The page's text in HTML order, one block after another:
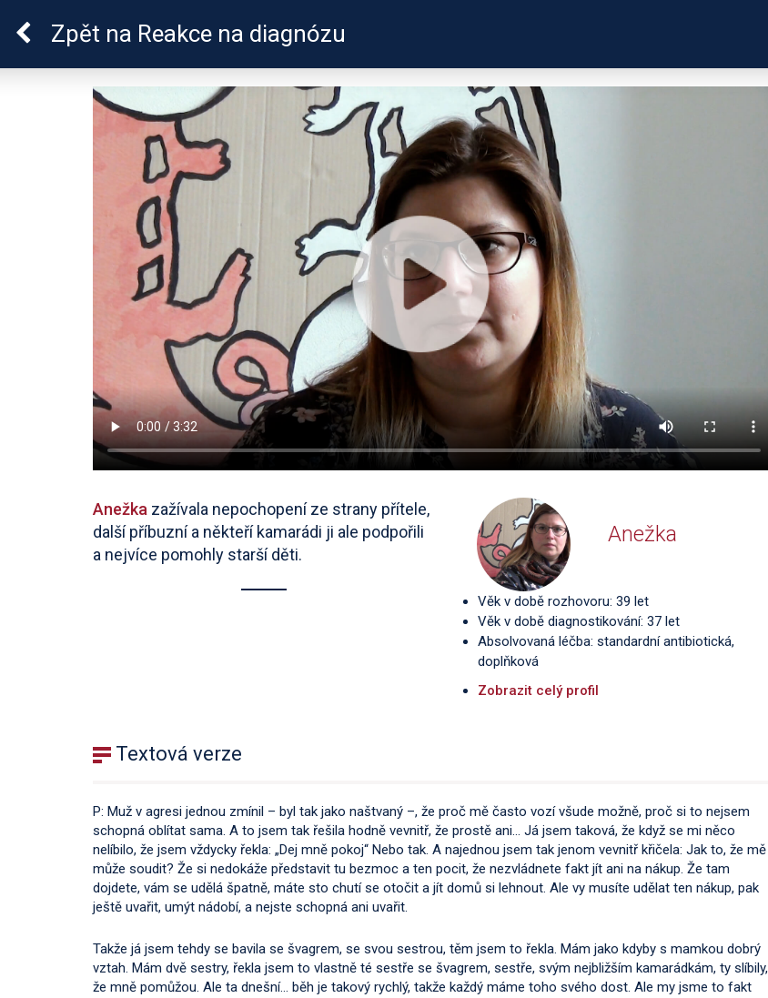
Lymeská borrelióza
Zpět na Reakce na diagnózu
Anežka zažívala nepochopení ze strany přítele,
další příbuzní a někteří kamarádi ji ale podpořili
a nejvíce pomohly starší děti.
Anežka
Věk v době rozhovoru: 39 let
Věk v době diagnostikování: 37 let
Absolvovaná léčba: standardní antibiotická,
doplňková
Zobrazit celý profil
Textová verze
P: Muž v agresi jednou zmínil – byl tak jako naštvaný –, že proč mě často vozí všude možně, proč si to nejsem
schopná oblítat sama. A to jsem tak řešila hodně vevnitř, že prostě ani… Já jsem taková, že když se mi něco
nelíbilo, že jsem vždycky řekla: „Dej mně pokoj“ Nebo tak. A najednou jsem tak jenom vevnitř křičela: Jak to, že mě
může soudit? Že si nedokáže představit tu bezmoc a ten pocit, že nezvládnete fakt jít ani na nákup. Že tam
dojdete, vám se udělá špatně, máte sto chutí se otočit a jít domů si lehnout. Ale vy musíte udělat ten nákup, pak
ještě uvařit, umýt nádobí, a nejste schopná ani uvařit.
Takže já jsem tehdy se bavila se švagrem, se svou sestrou, těm jsem to řekla. Mám jako kdyby s mamkou dobrý
vztah. Mám dvě sestry, řekla jsem to vlastně té sestře se švagrem, sestře, svým nejbližším kamarádkám, ty slíbily,
že mně pomůžou. Ale ta dnešní… běh je takový rychlý, takže každý máme toho svého dost. Ale my jsme to fakt